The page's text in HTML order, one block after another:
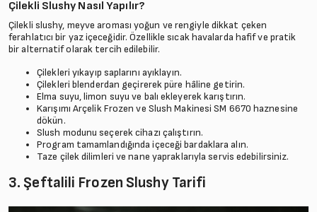
Çilekli Slushy Nasıl Yapılır?
Çilekli slushy, meyve aroması yoğun ve rengiyle dikkat çeken
ferahlatıcı bir yaz içeceğidir. Özellikle sıcak havalarda hafif ve pratik
bir alternatif olarak tercih edilebilir.
Çilekleri yıkayıp saplarını ayıklayın.
Çilekleri blenderdan geçirerek püre hâline getirin.
Elma suyu, limon suyu ve balı ekleyerek karıştırın.
Karışımı Arçelik Frozen ve Slush Makinesi SM 6670 haznesine
dökün.
Slush modunu seçerek cihazı çalıştırın.
Program tamamlandığında içeceği bardaklara alın.
Taze çilek dilimleri ve nane yapraklarıyla servis edebilirsiniz.
3. Şeftalili Frozen Slushy Tarifi